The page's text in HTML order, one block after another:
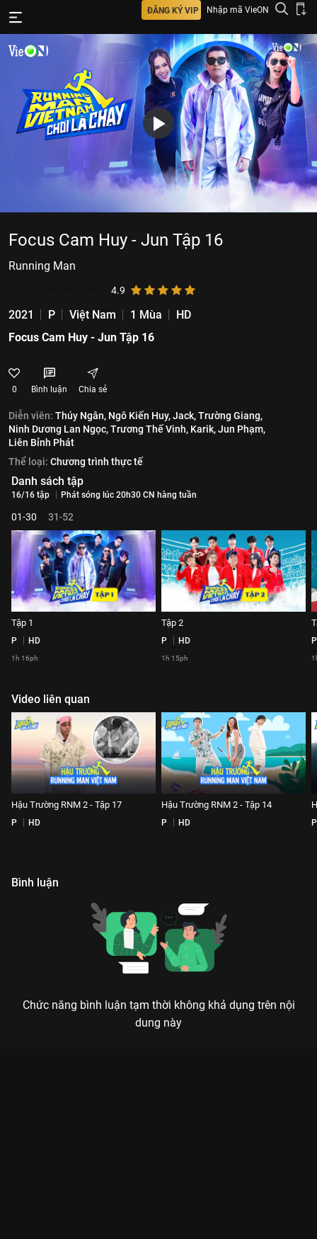
ĐĂNG KÝ VIP Nhập mã VieON
Focus Cam Huy - Jun Tập 16
Running Man
4.9
2021 P Việt Nam 1 Mùa
HD
Focus Cam Huy - Jun Tập 16
0 Bình luận Chia sẻ
Diễn viên: Thúy Ngân, Ngô Kiến Huy,Jack,Trường Giang,
Ninh Dương Lan Ngọc,Trương Thế Vinh, Karik,Jun Phạm,
Liên Bỉnh Phát
Thể loại: Chương trình thực tế
Danh sách tập
16/16 tập Phát sóng lúc 20h30 CN hàng tuần
01-30 31-52
Tập 1
P HD
1h 16ph
Tập 2
P HD
1h 15ph
P
Video liên quan
Hậu Trường RNM 2 - Tập 17
P HD
Hậu Trường RNM 2 - Tập 14
P HD P
Bình luận
Chức năng bình luận tạm thời không khả dụng trên nội
dung này